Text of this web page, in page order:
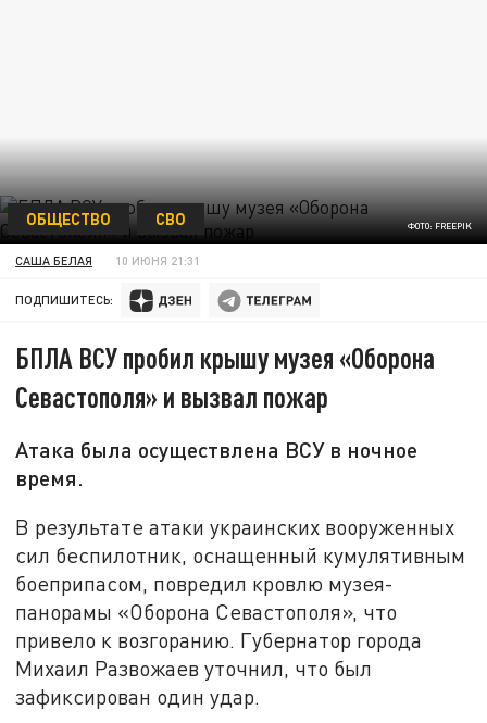
ФОТО: FREEPIK
ОБЩЕСТВО СВО
САША БЕЛАЯ 10 ИЮНЯ 21:31
ПОДПИШИТЕСЬ:
БПЛА ВСУ пробил крышу музея «Оборона
Севастополя» и вызвал пожар
Атака была осуществлена ВСУ в ночное
время.
В результате атаки украинских вооруженных
сил беспилотник, оснащенный кумулятивным
боеприпасом, повредил кровлю музея-
панорамы «Оборона Севастополя», что
привело к возгоранию. Губернатор города
Михаил Развожаев уточнил, что был
зафиксирован один удар.